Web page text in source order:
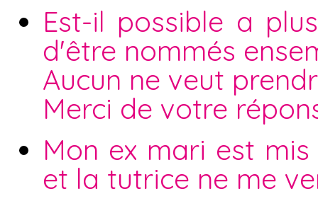
Est-il possible a
d'être nommés
Aucun ne veut
Merci de votre
Mon ex mari est
et la tutrice ne me